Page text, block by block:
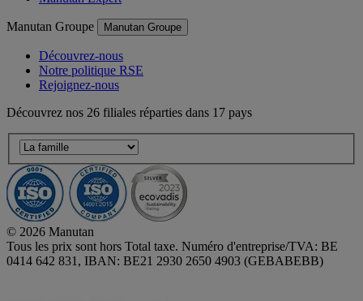
Manutan Groupe Manutan Groupe
Découvrez-nous
Notre politique RSE
Rejoignez-nous
Découvrez nos 26 filiales réparties dans 17 pays
© 2026 Manutan
Tous les prix sont hors Total taxe. Numéro d'entreprise/TVA: BE
0414 642 831, IBAN: BE21 2930 2650 4903 (GEBABEBB)